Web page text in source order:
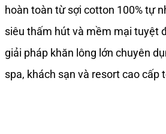
hoàn toàn từ sợi cotton 100% tự
siêu thấm hút và mềm mại tuyệt
giải pháp khăn lông lớn chuyên
spa, khách sạn và resort cao cấp